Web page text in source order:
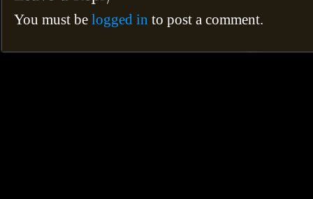
You must be logged in to post a comment.